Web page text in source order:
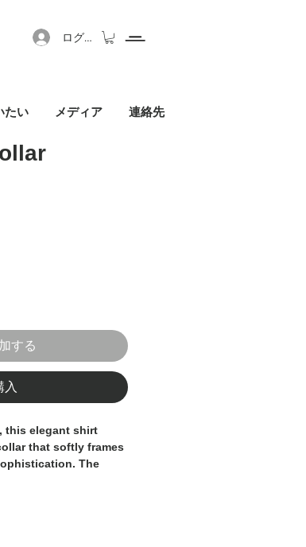
ログイン
たい メディア 連絡先
する
入
this elegant shirt
that softly frames
The
to evening chic.